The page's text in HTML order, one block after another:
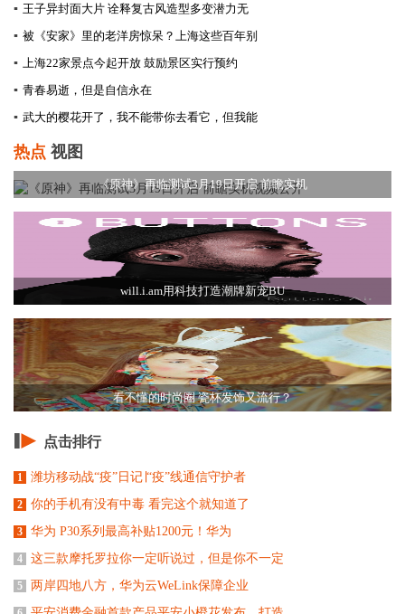
▪ 王子异封面大片 诠释复古风造型多变潜力无
▪ 被《安家》里的老洋房惊呆？上海这些百年别
▪
上海22家景点今起开放 鼓励景区实行预约
▪ 青春易逝，但是自信永在
▪ 武大的樱花开了，我不能带你去看它，但我能
热点 视图
《原神》再临测试3月19日开启 前瞻实机
will.i.am用科技打造潮牌新宠BU
看不懂的时尚圈 瓷杯发饰又流行？
点击排行
1 潍坊移动战“疫”日记∣“疫”线通信守护者
2 你的手机有没有中毒 看完这个就知道了
3 华为 P30系列最高补贴1200元！华为
4 这三款摩托罗拉你一定听说过，但是你不一定
5 两岸四地八方，华为云WeLink保障企业